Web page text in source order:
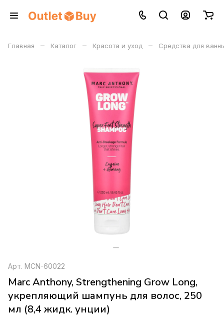
Главная – Каталог – Красота и уход – Средства для
Арт. MCN-60022
Marc Anthony, Strengthening Grow Long,
укрепляющий шампунь для волос, 250
мл (8,4 жидк. унции)